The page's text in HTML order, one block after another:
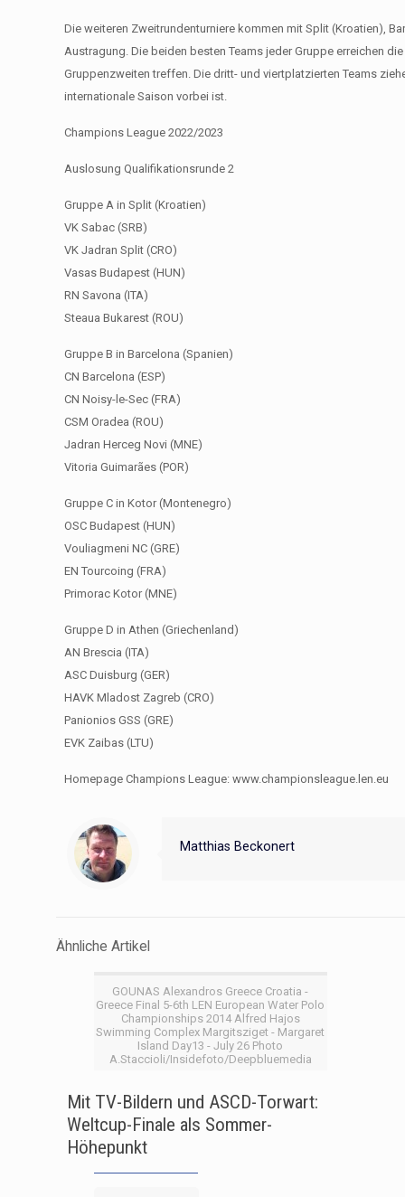
Die weiteren Zweitrundenturniere kommen mit Split (Kroatien),
Austragung. Die beiden besten Teams jeder Gruppe erreichen
Gruppenzweiten treffen. Die dritt- und viertplatzierten Teams
internationale Saison vorbei ist.
Champions League 2022/2023
Auslosung Qualifikationsrunde 2
Gruppe A in Split (Kroatien)
VK Sabac (SRB)
VK Jadran Split (CRO)
Vasas Budapest (HUN)
RN Savona (ITA)
Steaua Bukarest (ROU)
Gruppe B in Barcelona (Spanien)
CN Barcelona (ESP)
CN Noisy-le-Sec (FRA)
CSM Oradea (ROU)
Jadran Herceg Novi (MNE)
Vitoria Guimarães (POR)
Gruppe C in Kotor (Montenegro)
OSC Budapest (HUN)
Vouliagmeni NC (GRE)
EN Tourcoing (FRA)
Primorac Kotor (MNE)
Gruppe D in Athen (Griechenland)
AN Brescia (ITA)
ASC Duisburg (GER)
HAVK Mladost Zagreb (CRO)
Panionios GSS (GRE)
EVK Zaibas (LTU)
Homepage Champions League: www.championsleague.len.eu
Matthias Beckonert
Ähnliche Artikel
GOUNAS Alexandros Greece Croatia -
Greece Final 5-6th LEN European Water Polo
Championships 2014 Alfred Hajos
Swimming Complex Margitsziget - Margaret
Island Day13 - July 26 Photo
A.Staccioli/Insidefoto/Deepbluemedia
Mit TV-Bildern und ASCD-Torwart:
Weltcup-Finale als Sommer-
Höhepunkt